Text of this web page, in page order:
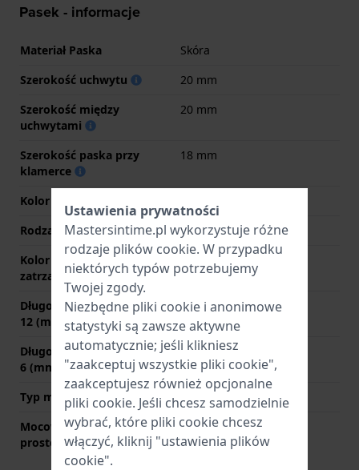
Pasek - informacje
Materiał Paska
Skóra
Szerokość uchwytu
20 mm
Szerokość między
uchwytami
20 mm
Szerokość paska przy
klamerce
18 mm
Kolor paska
Rodzaj zapięcia
Sprzączka
Kolor zapięcia
zatrzaskowego
Srebrny
Długość paska na godzinie
12 (mm)
75 mm
Długość paska na godzinie
6 (mm)
115 mm
Typ mocowania
Kołki sprężyste
Mocowanie za pomocą
prostego bolca
Tak
Ustawienia prywatności
Mastersintime.pl wykorzystuje różne
rodzaje plików cookie. W przypadku
niektórych typów potrzebujemy
Twojej zgody.
Niezbędne pliki cookie i anonimowe
statystyki są zawsze aktywne
automatycznie; jeśli klikniesz
"zaakceptuj wszystkie pliki cookie",
zaakceptujesz również opcjonalne
pliki cookie. Jeśli chcesz samodzielnie
wybrać, które pliki cookie chcesz
włączyć, kliknij "ustawienia plików
cookie".